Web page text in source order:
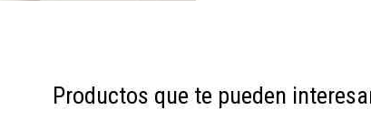
Productos que te pueden